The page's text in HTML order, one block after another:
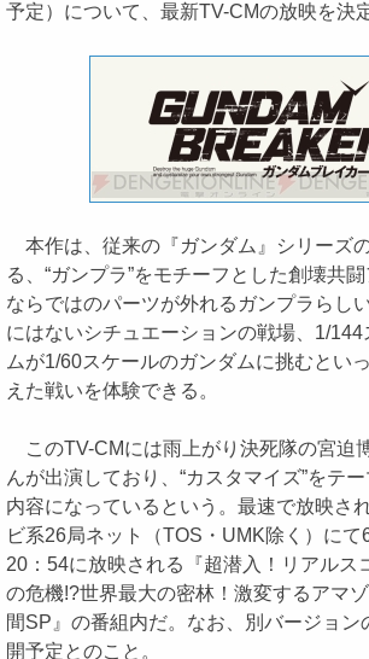
予定）について、最新TV-CMの放映を決
本作は、従来の『ガンダム』シリーズ
る、“ガンプラ”をモチーフとした創壊共
ならではのパーツが外れるガンプラらし
にはないシチュエーションの戦場、1/
ムが1/60スケールのガンダムに挑むとい
えた戦いを体験できる。
このTV-CMには雨上がり決死隊の宮迫
んが出演しており、“カスタマイズ”をテ
内容になっているという。最速で放映さ
ビ系26局ネット（TOS・UMK除く）にて
20：54に放映される『超潜入！リアルス
の危機!?世界最大の密林！激変するアマ
間SP』の番組内だ。なお、別バージョン
開予定とのこと。